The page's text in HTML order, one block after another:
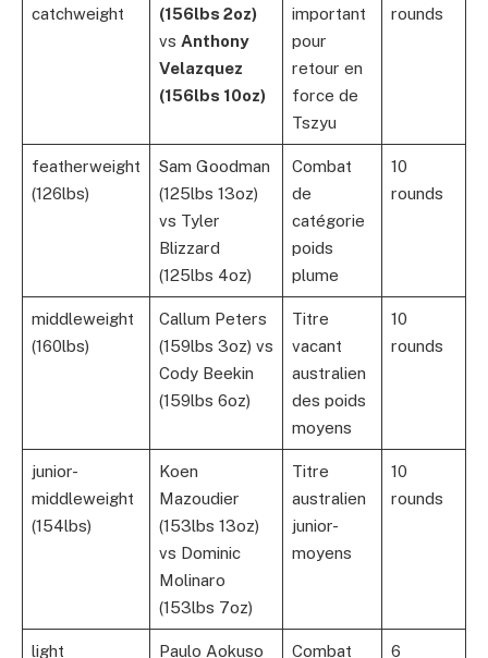
catchweight
(156lbs 2oz)
vs Anthony
Velazquez
(156lbs 10oz)
important
pour
retour en
force de
Tszyu
rounds
featherweight
(126lbs)
Sam Goodman
(125lbs 13oz)
vs Tyler
Blizzard
(125lbs 4oz)
Combat
de
catégorie
poids
plume
10
rounds
middleweight
(160lbs)
Callum Peters
(159lbs 3oz) vs
Cody Beekin
(159lbs 6oz)
Titre
vacant
australien
des poids
moyens
10
rounds
junior-
middleweight
(154lbs)
Koen
Mazoudier
(153lbs 13oz)
vs Dominic
Molinaro
(153lbs 7oz)
Titre
australien
junior-
moyens
10
rounds
light
Paulo Aokuso
Combat
6